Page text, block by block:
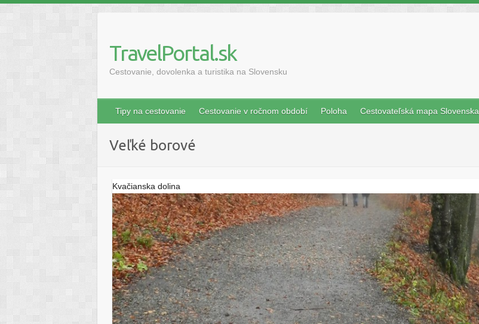
content
TravelPortal.sk
Cestovanie, dovolenka a turistika na Slovensku
Tipy na cestovanie Cestovanie v ročnom období Poloha Cestovateľská mapa Slovenska
veľké borové
Kvačianska dolina